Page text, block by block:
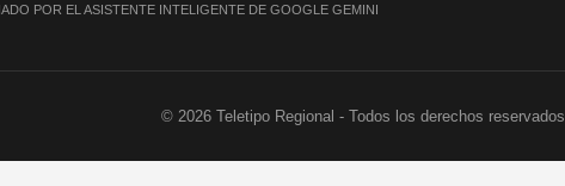
POR EL ASISTENTE INTELIGENTE DE GOOGLE GEMINI
© 2026 Teletipo Regional - Todos los derechos reservados.